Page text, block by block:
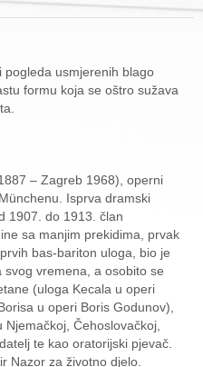
pogleda usmjerenih blago
formu koja se oštro sužava
– Zagreb 1968), operni
Isprva dramski
1907. do 1913. član
sa manjim prekidima, prvak
bas-bariton uloga, bio je
vremena, a osobito se
(uloga Kecala u operi
u operi Boris Godunov),
Čehoslovačkoj,
te kao oratorijski pjevač.
Nazor za životno djelo.